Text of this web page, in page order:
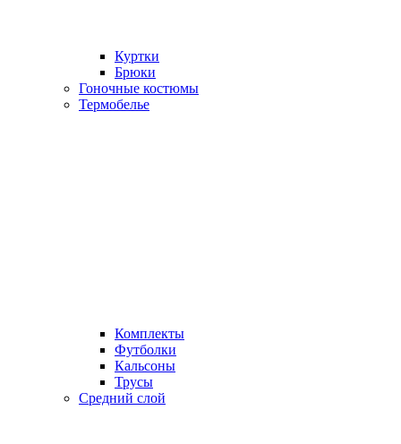
Куртки
Брюки
Гоночные костюмы
Термобелье
Комплекты
Футболки
Кальсоны
Трусы
Средний слой